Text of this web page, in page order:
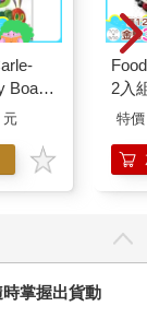
Board
元
2入
特價
掌握出貨動